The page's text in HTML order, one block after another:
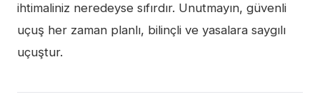
ihtimaliniz neredeyse sıfırdır. Unutmayın, güvenli
uçuş her zaman planlı, bilinçli ve yasalara saygılı
uçuştur.